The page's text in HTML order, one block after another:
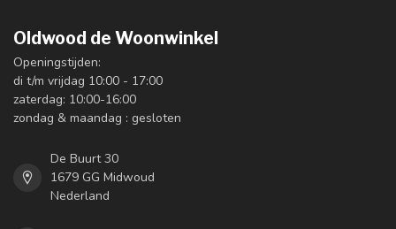
Oldwood de Woonwinkel
Openingstijden:
di t/m vrijdag 10:00 - 17:00
zaterdag: 10:00-16:00
zondag & maandag : gesloten
De Buurt 30
1679 GG Midwoud
Nederland